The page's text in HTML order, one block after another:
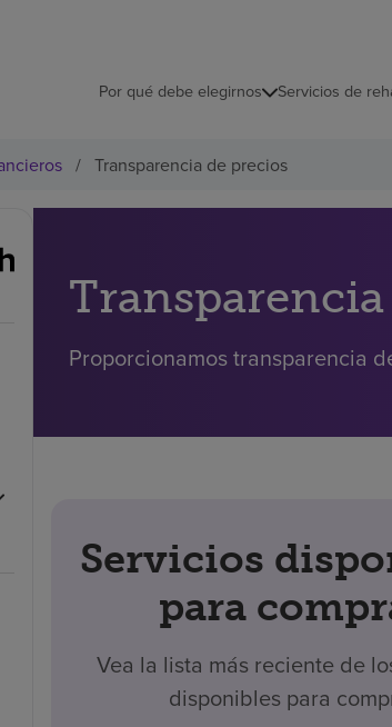
Por qué debe elegirnos Servicios de
/ Transparencia de precios
Proporcionamos transparencia
Servicios
para
Vea la lista más reciente de
disponibles para